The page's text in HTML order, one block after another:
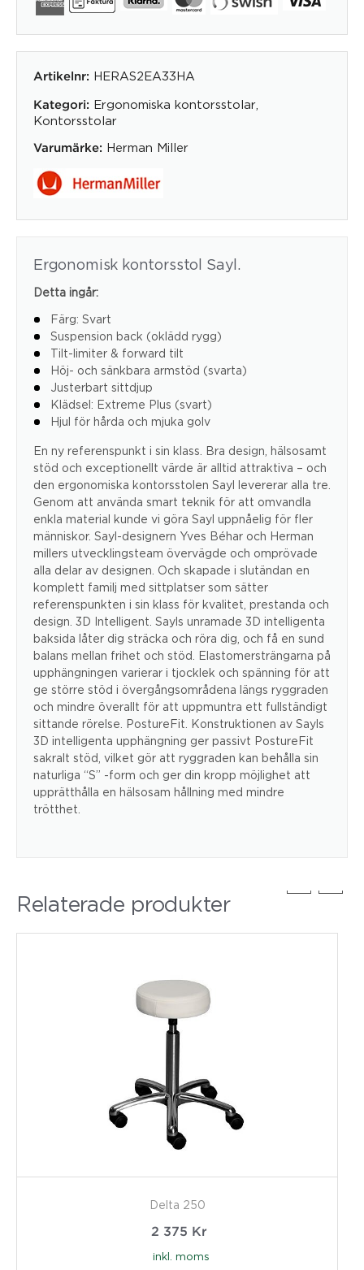
Artikelnr: HERAS2EA33HA
Kategori: Ergonomiska kontorsstolar
Kontorsstolar
Varumärke: Herman Miller
Ergonomisk kontorsstol Sayl.
Detta ingår:
Färg: Svart
Suspension back (oklädd rygg)
Tilt-limiter & forward tilt
Höj- och sänkbara armstöd (svarta)
Justerbart sittdjup
Klädsel: Extreme Plus (svart)
Hjul för hårda och mjuka golv
En ny referenspunkt i sin klass. Bra design, hälsosamt
stöd och exceptionellt värde är alltid attraktiva – och
den ergonomiska kontorsstolen Sayl levererar alla tre.
Genom att använda smart teknik för att omvandla
enkla material kunde vi göra Sayl uppnåelig för fler
människor. Sayl-designern Yves Béhar och Herman
millers utvecklingsteam övervägde och omprövade
alla delar av designen. Och skapade i slutändan en
komplett familj med sittplatser som sätter
referenspunkten i sin klass för kvalitet, prestanda och
design. 3D Intelligent. Sayls unramade 3D intelligenta
baksida låter dig sträcka och röra dig, och få en sund
balans mellan frihet och stöd. Elastomersträngarna på
upphängningen varierar i tjocklek och spänning för att
ge större stöd i övergångsområdena längs ryggraden
och mindre överallt för att uppmuntra ett fullständigt
sittande rörelse. PostureFit. Konstruktionen av Sayls
3D intelligenta upphängning ger passivt PostureFit
sakralt stöd, vilket gör att ryggraden kan behålla sin
naturliga “S” -form och ger din kropp möjlighet att
upprätthålla en hälsosam hållning med mindre
trötthet.
Relaterade produkter
Delta 250
2 375 Kr
inkl. moms